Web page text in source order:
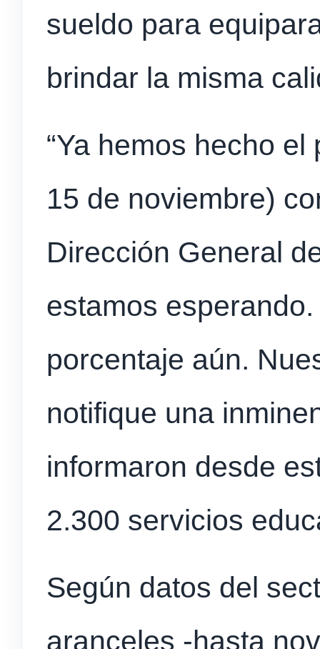
sueldo para
brindar la misma
“Ya hemos hecho
15 de noviembre)
Dirección General
estamos
porcentaje aún.
notifique una
informaron desde
2.300 servicios
Según datos del
aranceles -hasta